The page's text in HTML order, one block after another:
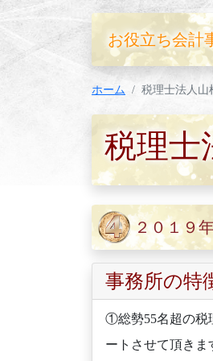
お役立ち会計
ホーム 税理士法人山
税理士
２０１９
事務所の特
①総勢55名超の税
ートさせて頂きま